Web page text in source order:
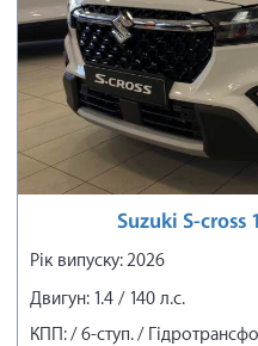
Suzuki S-cross
Рік випуску: 2026
Двигун: 1.4 / 140 л.с.
КПП: / 6-ступ. /